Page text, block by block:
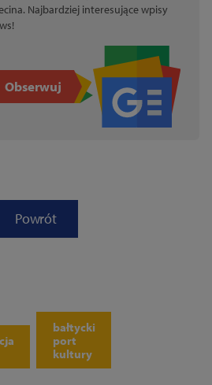
Najbardziej interesujące wpisy
Obserwuj
Powrót
bałtycki
port
kultury